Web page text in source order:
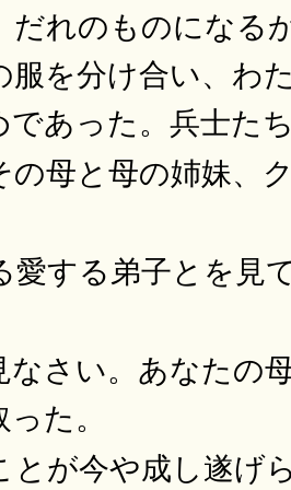
れのものになる
を分け合い、わ
あった。兵士た
母と母の姉妹、
する弟子とを見
さい。あなたの
た。
が今や成し遂げ